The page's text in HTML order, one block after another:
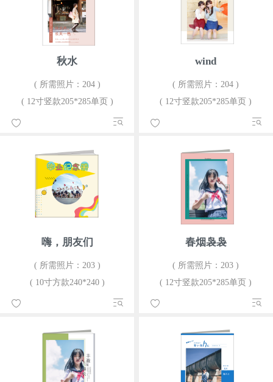
秋水
( 所需照片：204 )
( 12寸竖款205*285单页 )
wind
( 所需照片：204 )
( 12寸竖款205*285单页 )
嗨，朋友们
( 所需照片：203 )
( 10寸方款240*240 )
春烟袅袅
( 所需照片：203 )
( 12寸竖款205*285单页 )